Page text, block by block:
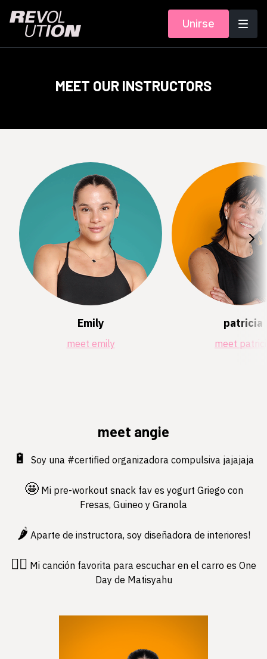
Unirse
MEET OUR INSTRUCTORS
Emily
meet emily
patricia
meet
meet angie
🔋 Soy una #certified organizadora compulsiva jajajaja
🤩 Mi pre-workout snack fav es yogurt Griego con
Fresas, Guineo y Granola
🌶️ Aparte de instructora, soy diseñadora de interiores!
❤️‍🔥 Mi canción favorita para escuchar en el carro es One
Day de Matisyahu